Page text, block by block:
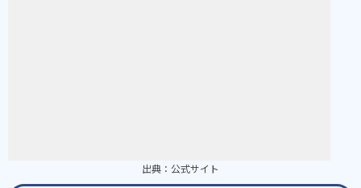
出典： 公式サイト